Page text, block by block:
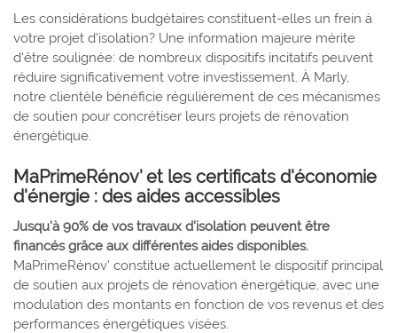
Les considérations budgétaires constituent-elles un frein à
votre projet d'isolation? Une information majeure mérite
d'être soulignée: de nombreux dispositifs incitatifs peuvent
réduire significativement votre investissement. À Marly,
notre clientèle bénéficie régulièrement de ces mécanismes
de soutien pour concrétiser leurs projets de rénovation
énergétique.
MaPrimeRénov' et les certificats d'économie
d'énergie : des aides accessibles
Jusqu'à 90% de vos travaux d'isolation peuvent être
financés grâce aux différentes aides disponibles.
MaPrimeRénov' constitue actuellement le dispositif principal
de soutien aux projets de rénovation énergétique, avec une
modulation des montants en fonction de vos revenus et des
performances énergétiques visées.